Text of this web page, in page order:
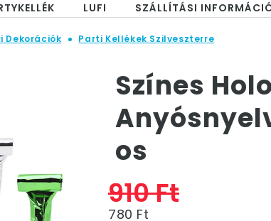
LUFI SZÁLLÍTÁSI
Dekorációk Parti Kellékek Szilveszterre
Színes
os
910 Ft
780 Ft